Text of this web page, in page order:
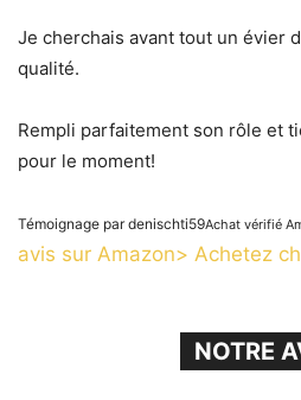
Je cherchais avant tout un évier
qualité.
Rempli parfaitement son rôle et
pour le moment!​
Témoignage par denischti59Achat vérifié
avis sur Amazon> Achetez
NOTRE